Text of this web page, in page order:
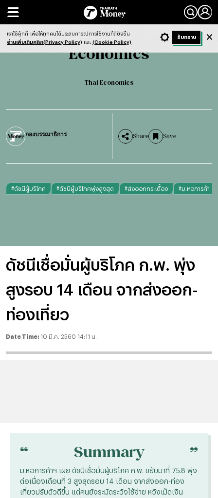
Search
Economics Thai Economics
Economics
Thai Economics
กองบรรณาธิการ Share Save
#ดัชนีผู้บริโภค #ดัชนีผู้บริโภคพุ่งสูงสุด #ส่งออกกระเตื้อง #ม.หอการค้า
ดัชนีเชื่อมั่นผู้บริโภค ก.พ. พุ่ง
สูงรอบ 14 เดือน จากส่งออก-
ท่องเที่ยว
Date Time: 10 มี.ค. 2560 14:11 น.
- ก + ก Dark ฟังข่าว
“ Summary “
ม.หอการค้าฯ เผย ดัชนีเชื่อมั่นผู้บริโภค ก.พ. ขยับมาที่ 75.8 พุ่ง
ต่อเนื่องเดือนที่ 3 สูงสุดรอบ 14 เดือน จากส่งออก-ท่อง
เที่ยวปรับตัวดีขึ้น แต่คนยังระมัดระวังใช้จ่าย หวังเม็ดเงิน
เราใช้คุ้กกี้ เพื่อให้ทุกคนได้ประสบการณ์การใช้งานที่ดียิ่งขึ้น
อ่านเพิ่มเติมคลิก(Privacy Policy) และ (Cookie Policy)
รับทราบ